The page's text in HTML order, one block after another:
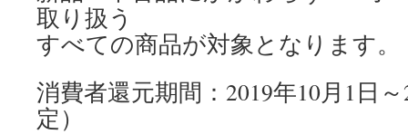
取り扱う
すべての商品が対象となります。
消費者還元期間：2019年10月1日
定）